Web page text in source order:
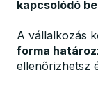
kapcsolódó
A vállalkozás
forma
ellenőrizhetsz